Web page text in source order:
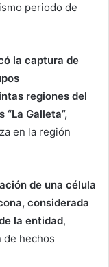
periodo de
la captura de
regiones del
“La Galleta”,
en la región
de una célula
considerada
la entidad,
de hechos